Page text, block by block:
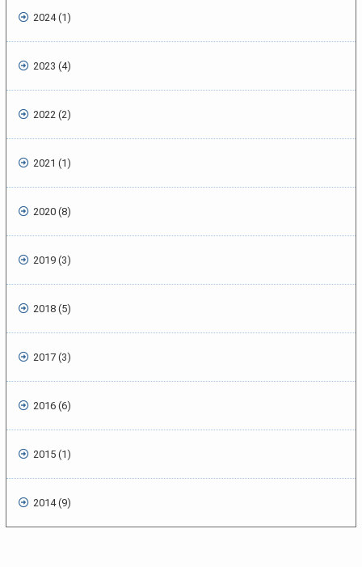
2024 (1)
2023 (4)
2022 (2)
2021 (1)
2020 (8)
2019 (3)
2018 (5)
2017 (3)
2016 (6)
2015 (1)
2014 (9)